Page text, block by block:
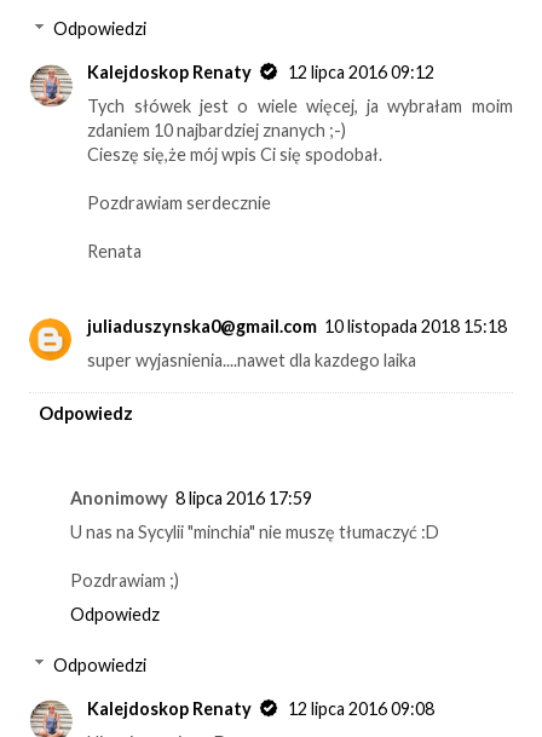
Odpowiedzi
Kalejdoskop Renaty
12 lipca 2016 09:12
Tych słówek jest o wiele więcej, ja wybrałam moim
zdaniem 10 najbardziej znanych ;-)
Cieszę się,że mój wpis Ci się spodobał.
Pozdrawiam serdecznie
Renata
juliaduszynska0@gmail.com 10 listopada 2018 15:18
super wyjasnienia....nawet dla kazdego laika
Odpowiedz
Anonimowy 8 lipca 2016 17:59
U nas na Sycylii "minchia" nie muszę tłumaczyć :D
Pozdrawiam ;)
Odpowiedz
Odpowiedzi
Kalejdoskop Renaty
12 lipca 2016 09:08